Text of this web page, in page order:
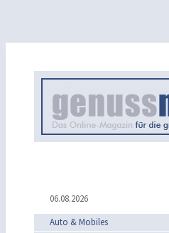
06.08.2026
Auto & Mobiles